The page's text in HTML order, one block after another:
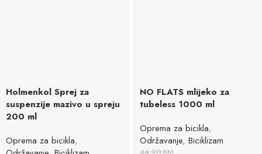
Holmenkol Sprej za
suspenzije mazivo u spreju
200 ml
Oprema za bicikla,
NO FLATS mlijeko za
tubeless 1000 ml
Oprema za bicikla,
Održavanje, Biciklizam